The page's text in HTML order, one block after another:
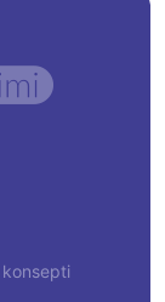
konsepti